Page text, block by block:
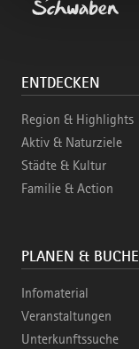
ENTDECKEN
Region & Highlights
Aktiv & Naturziele
Städte & Kultur
Familie & Action
PLANEN &
Infomaterial
Veranstaltungen
Unterkunftssuche